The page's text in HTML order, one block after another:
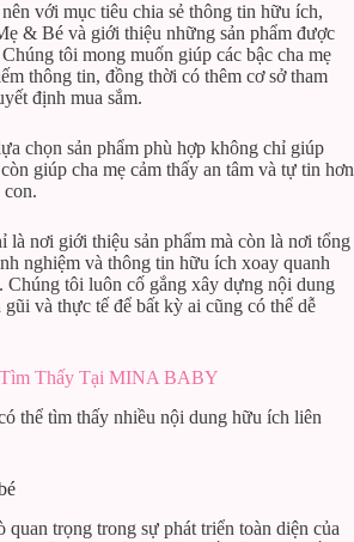
với mục tiêu chia sẻ thông tin hữu ích,
& Bé và giới thiệu những sản phẩm được
tôi mong muốn giúp các bậc cha mẹ
thông tin, đồng thời có thêm cơ sở tham
định mua sắm.
chọn sản phẩm phù hợp không chỉ giúp
giúp cha mẹ cảm thấy an tâm và tự tin hơn
nơi giới thiệu sản phẩm mà còn là nơi tổng
nghiệm và thông tin hữu ích xoay quanh
Chúng tôi luôn cố gắng xây dựng nội dung
và thực tế để bất kỳ ai cũng có thể dễ
Thấy Tại MINA BABY
thể tìm thấy nhiều nội dung hữu ích liên
trọng trong sự phát triển toàn diện của